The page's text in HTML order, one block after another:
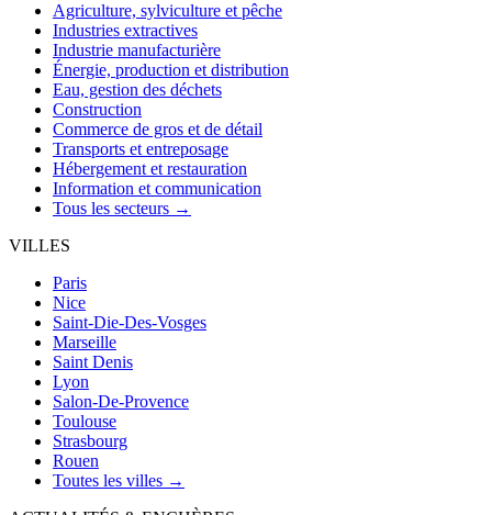
Agriculture, sylviculture et pêche
Industries extractives
Industrie manufacturière
Énergie, production et distribution
Eau, gestion des déchets
Construction
Commerce de gros et de détail
Transports et entreposage
Hébergement et restauration
Information et communication
Tous les secteurs →
VILLES
Paris
Nice
Saint-Die-Des-Vosges
Marseille
Saint Denis
Lyon
Salon-De-Provence
Toulouse
Strasbourg
Rouen
Toutes les villes →